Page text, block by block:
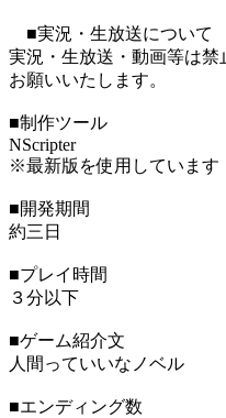
■実況・生放送について
実況・生放送・動画等は
お願いいたします。
■制作ツール
NScripter
※最新版を使用していま
■開発期間
約三日
■プレイ時間
３分以下
■ゲーム紹介文
人間っていいなノベル
■エンディング数